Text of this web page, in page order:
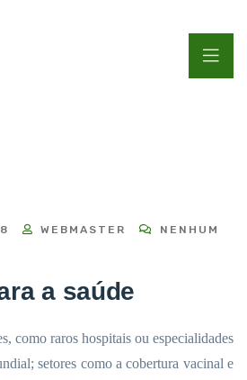
WEBMASTER
NENHUM
a saúde
como raros hospitais ou especialidades
setores como a cobertura vacinal e